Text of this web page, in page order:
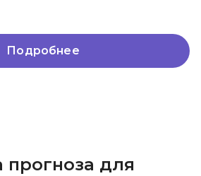
Подробнее
прогноза для